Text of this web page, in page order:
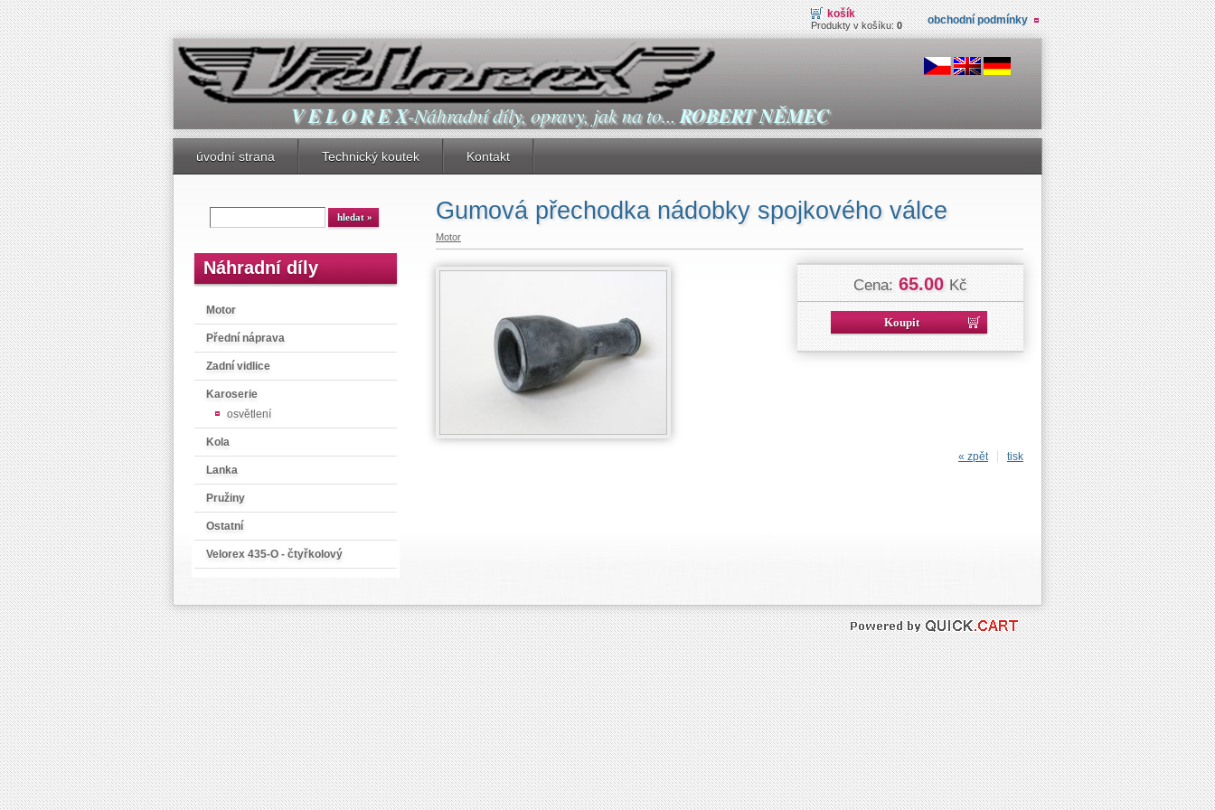
košík
Produkty v košíku:0 obchodní podmínky
V E L O R E X-Náhradní díly, opravy, jak na to...ROBERT NĚMEC
úvodní strana Technický koutek Kontakt
Náhradní díly
Motor
Přední náprava
Zadní vidlice
Karoserie
osvětlení
Kola
Lanka
Pružiny
Ostatní
Velorex 435-O - čtyřkolový
Gumová přechodka nádobky spojkového válce
Motor
Cena: 65.00 Kč
tisk
« zpět